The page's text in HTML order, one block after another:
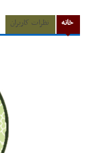
خانه نظرات کاربران